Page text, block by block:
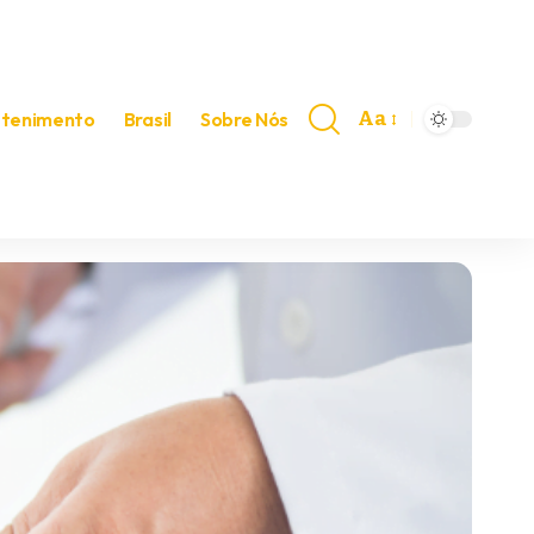
Brasil Sobre Nós Aa